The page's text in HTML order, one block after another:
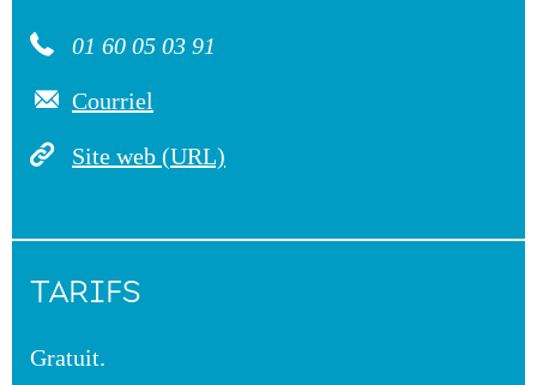
01 60 05 03 91
Courriel
Site web (URL)
TARIFS
Gratuit.